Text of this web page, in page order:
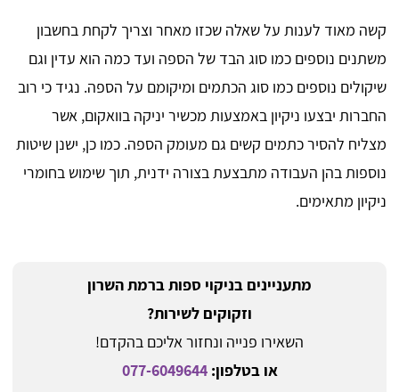
קשה מאוד לענות על שאלה שכזו מאחר וצריך לקחת בחשבון
משתנים נוספים כמו סוג הבד של הספה ועד כמה הוא עדין וגם
שיקולים נוספים כמו סוג הכתמים ומיקומם על הספה. נגיד כי רוב
החברות יבצעו ניקיון באמצעות מכשיר יניקה בוואקום, אשר
מצליח להסיר כתמים קשים גם מעומק הספה. כמו כן, ישנן שיטות
נוספות בהן העבודה מתבצעת בצורה ידנית, תוך שימוש בחומרי
ניקיון מתאימים.
מתעניינים בניקוי ספות ברמת השרון
וזקוקים לשירות?
השאירו פנייה ונחזור אליכם בהקדם!
או בטלפון:077-6049644